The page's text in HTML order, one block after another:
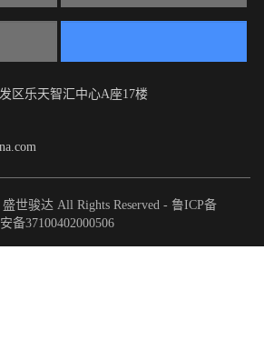
区乐天智汇中心A座17楼
世骏达 All Rights Reserved - 鲁ICP备
备37100402000506